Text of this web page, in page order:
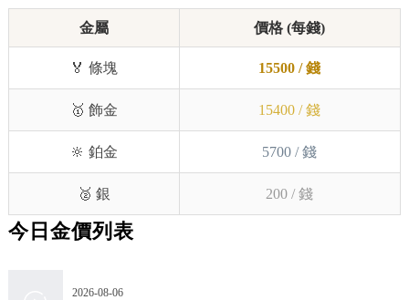
金屬 價格 (每錢)
🏅 條塊 15500 / 錢
🥇 飾金 15400 / 錢
🔆 鉑金 5700 / 錢
🥈 銀 200 / 錢
今日金價列表
2026-08-06